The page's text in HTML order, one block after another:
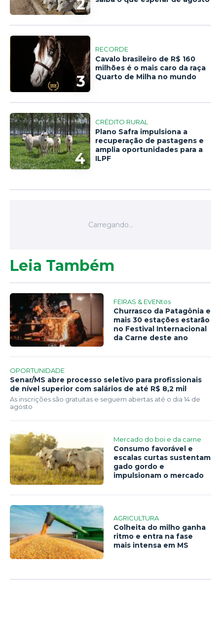
2
3
RECORDE
Cavalo brasileiro de R$ 160
milhões é o mais caro da raça
Quarto de Milha no mundo
4
CRÉDITO RURAL
Plano Safra impulsiona a
recuperação de pastagens e
amplia oportunidades para a
ILPF
Leia Também
FEIRAS & EVENtos
Churrasco da Patagônia e
mais 30 estações estarão
no Festival Internacional
da Carne deste ano
OPORTUNIDADE
Senar/MS abre processo seletivo para profissionais
de nível superior com salários de até R$ 8,2 mil
As inscrições são gratuitas e seguem abertas até o dia 14 de
agosto
Mercado do boi e da carne
Consumo favorável e
escalas curtas sustentam
gado gordo e
impulsionam o mercado
AGRICULTURA
Colheita do milho ganha
ritmo e entra na fase
mais intensa em MS